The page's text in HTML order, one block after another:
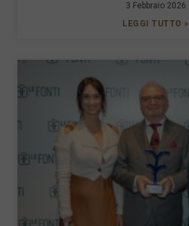
3 Febbraio 2026
LEGGI TUTTO »